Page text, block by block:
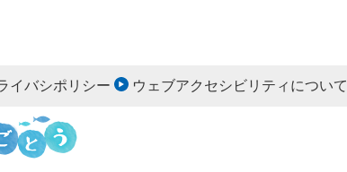
イバシポリシー ウェブアクセシビリティについて